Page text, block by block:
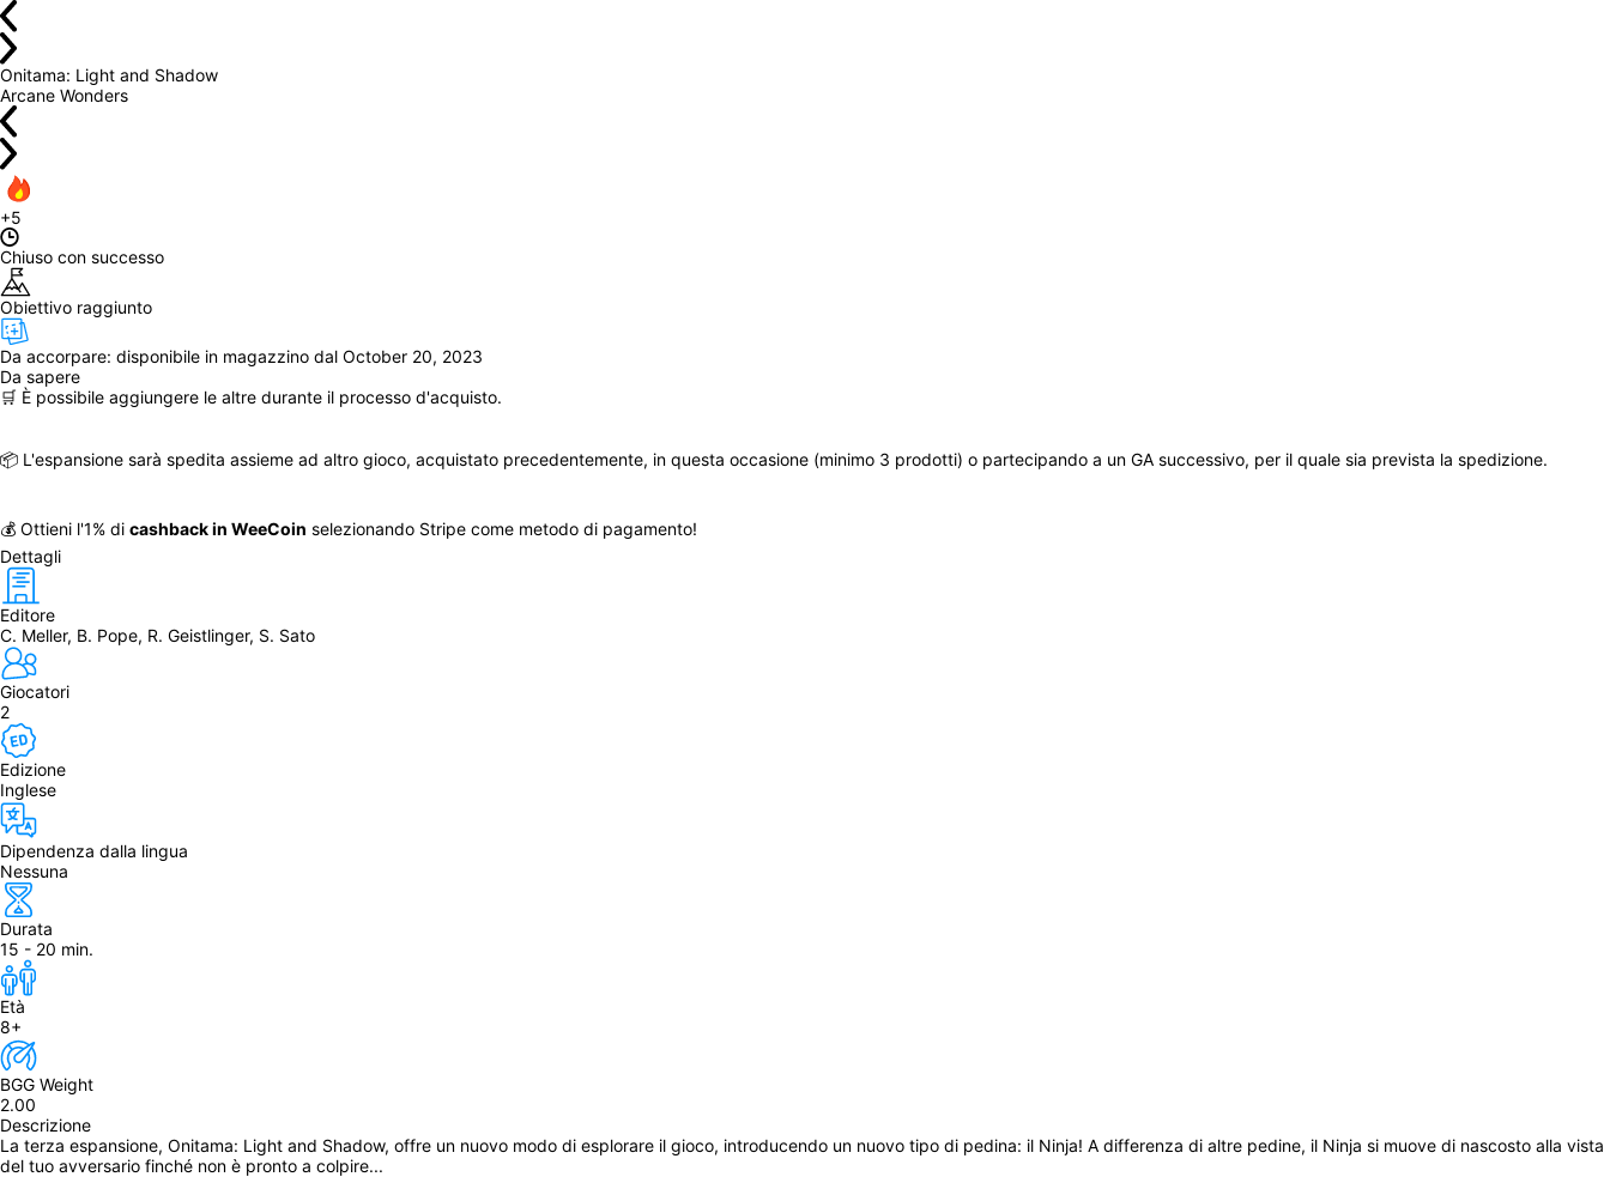
Onitama: Light and Shadow
Arcane Wonders
+5
Chiuso con successo
Obiettivo raggiunto
Da accorpare: disponibile in magazzino dal October 20, 2023
Da sapere
🛒 È possibile aggiungere le altre durante il processo d'acquisto.
📦 L'espansione sarà spedita assieme ad altro gioco, acquistato precedentemente, in questa occasione (minimo 3 prodotti) o partecipando a un GA successivo, per il quale sia prevista la spedizione.
💰 Ottieni l'1% di cashback in WeeCoin selezionando Stripe come metodo di pagamento!
Dettagli
Editore
C. Meller, B. Pope, R. Geistlinger, S. Sato
Giocatori
2
Edizione
Inglese
Dipendenza dalla lingua
Nessuna
Durata
15 - 20 min.
Età
8+
BGG Weight
2.00
Descrizione
La terza espansione, Onitama: Light and Shadow, offre un nuovo modo di esplorare il gioco, introducendo un nuovo tipo di pedina: il Ninja! A differenza di altre pedine, il Ninja si muove di nascosto alla vista
del tuo avversario finché non è pronto a colpire...